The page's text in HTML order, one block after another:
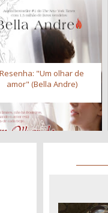
Resenha: "Um olhar de
amor" (Bella Andre)